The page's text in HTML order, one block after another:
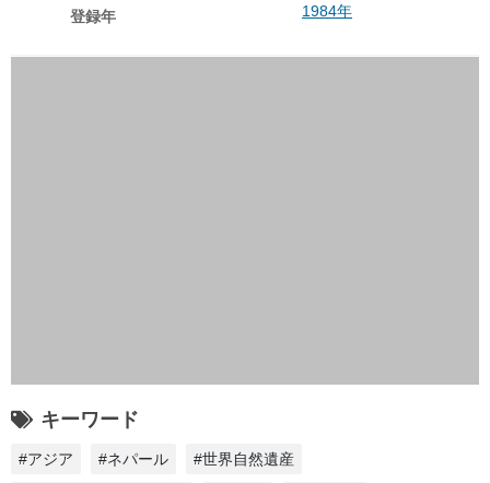
登録年 1984年
キーワード
#アジア #ネパール #世界自然遺産